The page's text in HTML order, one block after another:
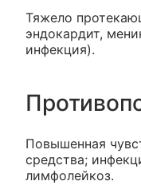
Тяжело
эндокардит,
инфекция).
Повышенная
средства;
лимфолейкоз.